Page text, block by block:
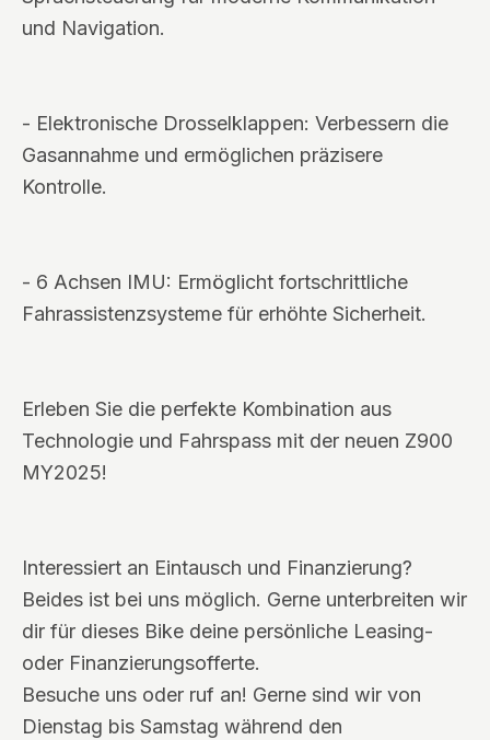
und Navigation.
- Elektronische Drosselklappen: Verbessern die
Gasannahme und ermöglichen präzisere
Kontrolle.
- 6 Achsen IMU: Ermöglicht fortschrittliche
Fahrassistenzsysteme für erhöhte Sicherheit.
Erleben Sie die perfekte Kombination aus
Technologie und Fahrspass mit der neuen Z900
MY2025!
Interessiert an Eintausch und Finanzierung?
Beides ist bei uns möglich. Gerne unterbreiten wir
dir für dieses Bike deine persönliche Leasing-
oder Finanzierungsofferte.
Besuche uns oder ruf an! Gerne sind wir von
Dienstag bis Samstag während den